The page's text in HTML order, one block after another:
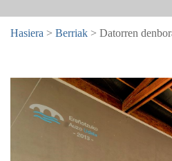
Hasiera > Berriak > Datorren